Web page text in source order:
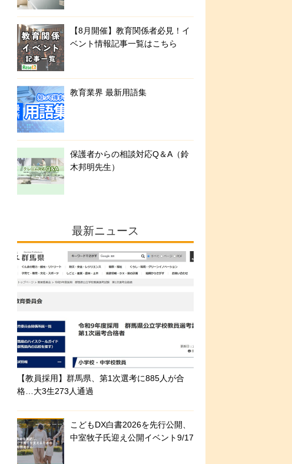
【8月開催】教育関係者必見！イ
ベント情報記事一覧はこちら
教育業界 最新用語集
保護者からの相談対応Q＆A（鈴
木邦明先生）
最新ニュース
【教員採用】群馬県、第1次選考に885人が合
格…大3生273人通過
こどもDX白書2026を先行公開、
中室牧子氏迎え公開イベント9/17